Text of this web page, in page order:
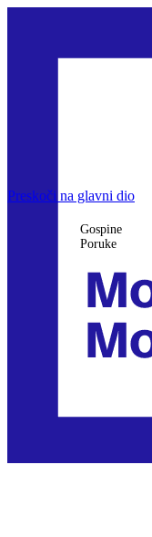
Preskoči na glavni dio
Gospine
Poruke